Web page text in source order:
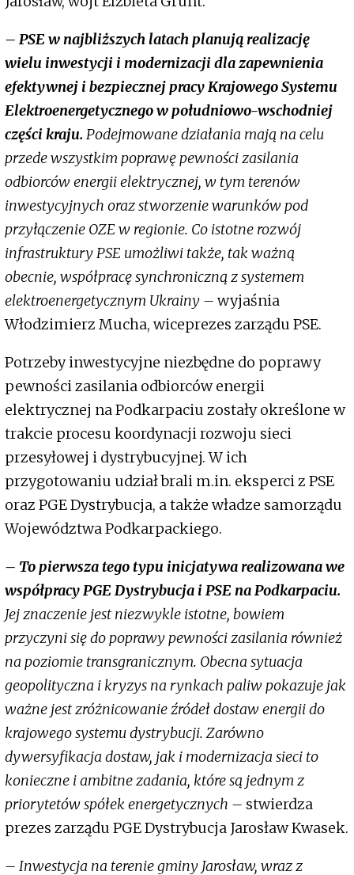
– PSE w najbliższych latach planują realizację
wielu inwestycji i modernizacji dla zapewnienia
efektywnej i bezpiecznej pracy Krajowego Systemu
Elektroenergetycznego w południowo-wschodniej
części kraju. Podejmowane działania mają na celu
przede wszystkim poprawę pewności zasilania
odbiorców energii elektrycznej, w tym terenów
inwestycyjnych oraz stworzenie warunków pod
przyłączenie OZE w regionie. Co istotne rozwój
infrastruktury PSE umożliwi także, tak ważną
obecnie, współpracę synchroniczną z systemem
elektroenergetycznym Ukrainy –wyjaśnia
Włodzimierz Mucha, wiceprezes zarządu PSE.
Potrzeby inwestycyjne niezbędne do poprawy
pewności zasilania odbiorców energii
elektrycznej na Podkarpaciu zostały określone w
trakcie procesu koordynacji rozwoju sieci
przesyłowej i dystrybucyjnej. W ich
przygotowaniu udział brali m.in. eksperci z PSE
oraz PGE Dystrybucja, a także władze samorządu
Województwa Podkarpackiego.
– To pierwsza tego typu inicjatywa realizowana we
współpracy PGE Dystrybucja i PSE na Podkarpaciu.
Jej znaczenie jest niezwykle istotne, bowiem
przyczyni się do poprawy pewności zasilania również
na poziomie transgranicznym. Obecna sytuacja
geopolityczna i kryzys na rynkach paliw pokazuje jak
ważne jest zróżnicowanie źródeł dostaw energii do
krajowego systemu dystrybucji. Zarówno
dywersyfikacja dostaw, jak i modernizacja sieci to
konieczne i ambitne zadania, które są jednym z
priorytetów spółek energetycznych – stwierdza
prezes zarządu PGE Dystrybucja Jarosław Kwasek.
– Inwestycja na terenie gminy Jarosław, wraz z